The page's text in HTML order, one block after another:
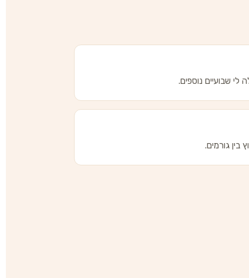
שבועיים נוספים.
בין גורמים.